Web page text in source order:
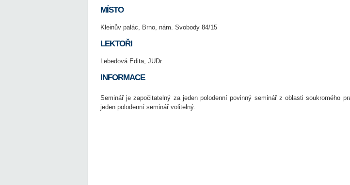
MÍSTO
Kleinův palác, Brno, nám. Svobody 84/15
LEKTOŘI
Lebedová Edita, JUDr.
INFORMACE
Seminář je započitatelný za jeden polodenní povinný seminář z oblasti soukromého
jeden polodenní seminář volitelný.